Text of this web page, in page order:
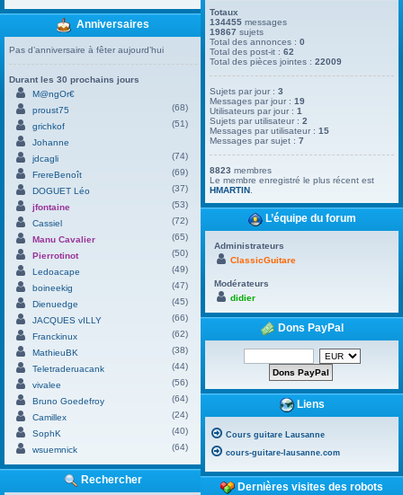
Anniversaires
Pas d’anniversaire à fêter aujourd’hui
Durant les 30 prochains jours
M@ngOr€
proust75
(68)
grichkof
(51)
Johanne
jdcagli
(74)
FrereBenoît
(69)
DOGUET Léo
(37)
jfontaine
(53)
Cassiel
(72)
Manu Cavalier
(65)
Pierrotinot
(50)
Ledoacape
(49)
boineekig
(47)
Dienuedge
(45)
JACQUES vILLY
(66)
Franckinux
(62)
MathieuBK
(38)
Teletraderuacank
(44)
vivalee
(56)
Bruno Goedefroy
(64)
Camillex
(24)
SophK
(40)
wsuemnick
(64)
Rechercher
Totaux
134455 messages
19867 sujets
Total des annonces :0
Total des post-it :62
Total des pièces jointes :22009
Sujets par jour :3
Messages par jour :19
Utilisateurs par jour :1
Sujets par utilisateur :2
Messages par utilisateur :15
Messages par sujet :7
8823 membres
Le membre enregistré le plus récent est
HMARTIN.
L’équipe du forum
Administrateurs
ClassicGuitare
Modérateurs
didier
Dons PayPal
Liens
Cours guitare Lausanne
cours-guitare-lausanne.com
Dernières visites des robots